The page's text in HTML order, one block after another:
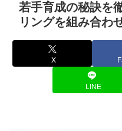
若手育成の秘訣を
リングを組み合わ
X
LINE